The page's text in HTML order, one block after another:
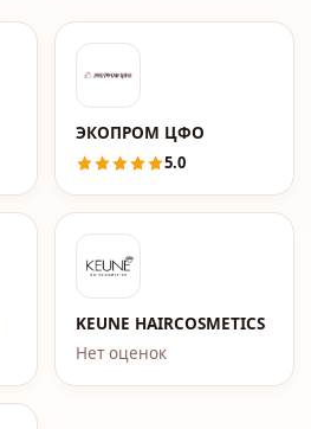
ЭКОПРОМ ЦФО
5.0
KEUNE HAIRCOSMETICS
Нет оценок